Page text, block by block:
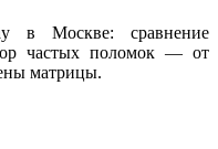
в Москве: сравнение
частых поломок — от
матрицы.